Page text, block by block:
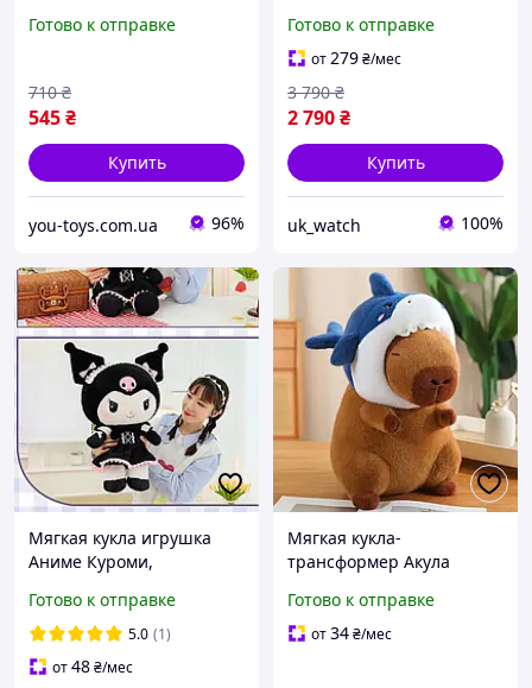
Na! Na! Surprise Tommy
Готово к отправке
545₴
710 ₴
Купить
you-toys.com.ua 96%
Baby Doll Original с
открытыми глазами в
одежде для игр детям
Готово к отправке
от279₴/мес
2 790₴
3 790 ₴
Купить
uk_watch 100%
Мягкая кукла игрушка
Аниме Куроми,
аниме, игрушка для
девочек Куроми, 37 см
Готово к отправке
5.0 (1)
от48₴/мес
Мягкая кукла-
трансформер Акула
интерьера и детских игр
Готово к отправке
от34₴/мес